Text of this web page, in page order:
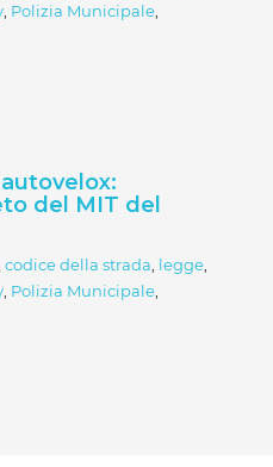
, Polizia Municipale,
del MIT del
codice della strada, legge,
, Polizia Municipale,